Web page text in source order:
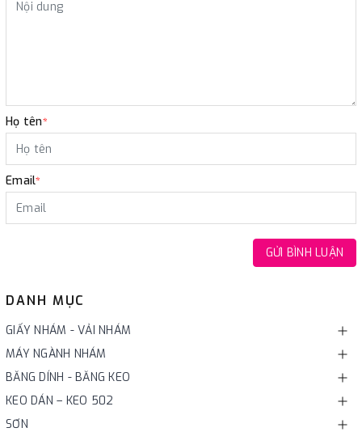
DANH MỤC
GIẤY NHÁM - VẢI NHÁM
MÁY NGÀNH NHÁM
BĂNG DÍNH - BĂNG KEO
KEO DÁN – KEO 502
SƠN
Họ tên*
Email*
GỬI BÌNH LUẬN